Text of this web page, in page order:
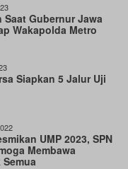
Saat Gubernur Jawa
Wakapolda Metro
Siapkan 5 Jalur Uji
UMP 2023, SPN
Membawa